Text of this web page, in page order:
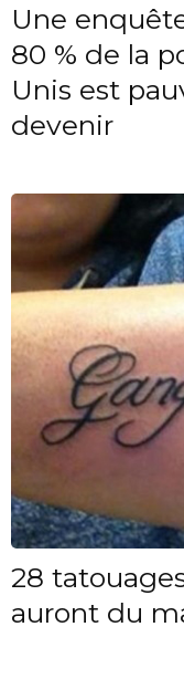
Une
80 % de la
Unis est
devenir
28
auront du